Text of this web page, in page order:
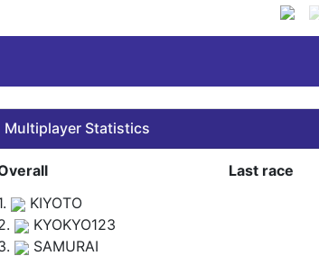
Multiplayer Statistics
Last race
KIYOTO
KYOKYO123
SAMURAI